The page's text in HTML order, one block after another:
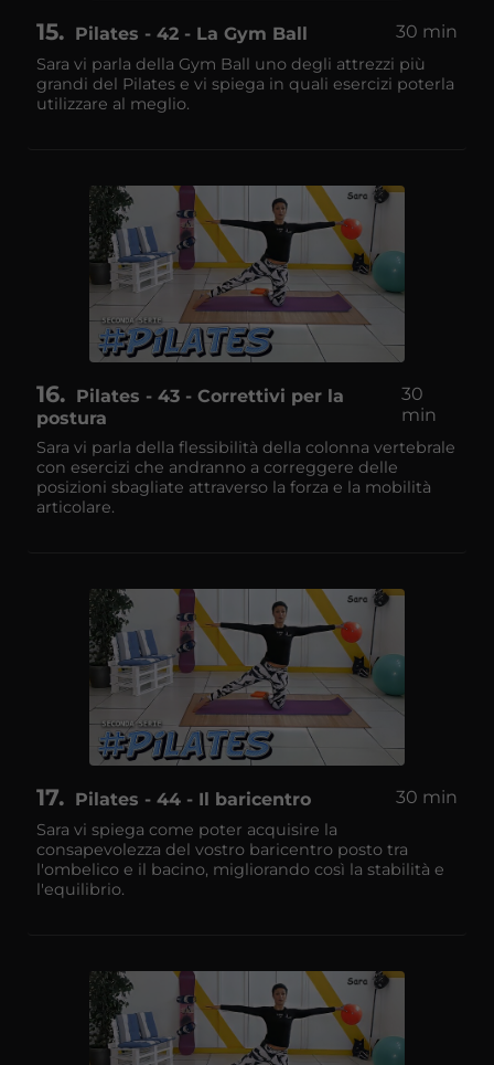
15 Pilates - 42 - La Gym Ball 30 min
Sara vi parla della Gym Ball uno degli attrezzi più
grandi del Pilates e vi spiega in quali esercizi poterla
utilizzare al meglio.
16
Pilates - 43 - Correttivi per la
postura
30
min
Sara vi parla della flessibilità della colonna vertebrale
con esercizi che andranno a correggere delle
posizioni sbagliate attraverso la forza e la mobilità
articolare.
17 Pilates - 44 - Il baricentro 30 min
Sara vi spiega come poter acquisire la
consapevolezza del vostro baricentro posto tra
l'ombelico e il bacino, migliorando così la stabilità e
l'equilibrio.